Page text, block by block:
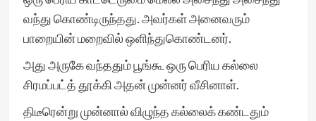
வந்து கொண்டிருந்தது. அவர்கள் அனைவரும்
பாறையின் மறைவில் ஒளிந்துகொண்டனர்.
அது அருகே வந்ததும் பூங்கூ ஒரு பெரிய கல்லை
சிரமப்பட்த் தூக்கி அதன் முன்னர் வீசினாள்.
திடீரென்று முன்னால் விழுந்த கல்லைக் கண்டதும்